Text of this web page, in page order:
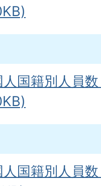
国籍別人員
国籍別人員